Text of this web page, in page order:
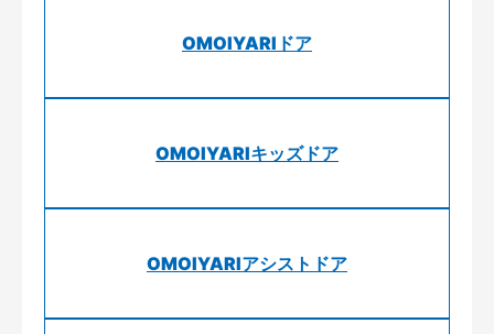
OMOIYARIドア
OMOIYARIキッズドア
OMOIYARIアシストドア